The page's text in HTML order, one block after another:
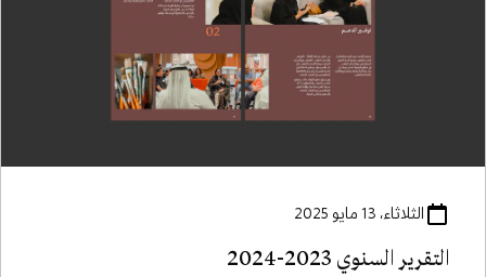
الثلاثاء، 13 مايو 2025
التقرير السنوي 2023-2024